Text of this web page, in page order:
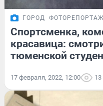
ГОРОД ФОТОРЕПОРТАЖ
Спортсменка,
красавица:
тюменской
17 февраля, 2022, 12:00 13